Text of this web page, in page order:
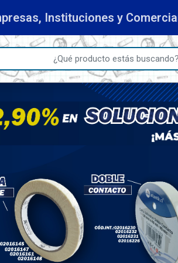
Instituciones y